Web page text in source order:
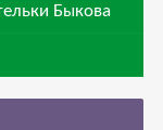
Быкова